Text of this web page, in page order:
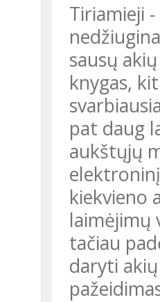
Tiriamieji
sausų
knygas,
pat daug
aukštųjų
kiekvieno
laimėjimų
tačiau
daryti